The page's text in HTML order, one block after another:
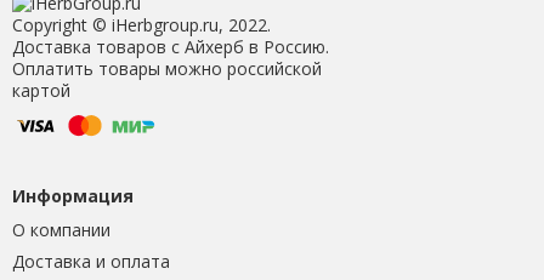
Copyright © iHerbgroup.ru, 2022.
Доставка товаров с Айхерб в Россию.
Оплатить товары можно российской
картой
Информация
О компании
Доставка и оплата